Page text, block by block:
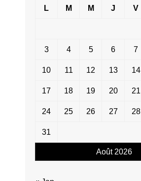
Août 2026
L M M J V
3 4 5 6 7
10 11 12 13 14
17 18 19 20 21
24 25 26 27 28
31